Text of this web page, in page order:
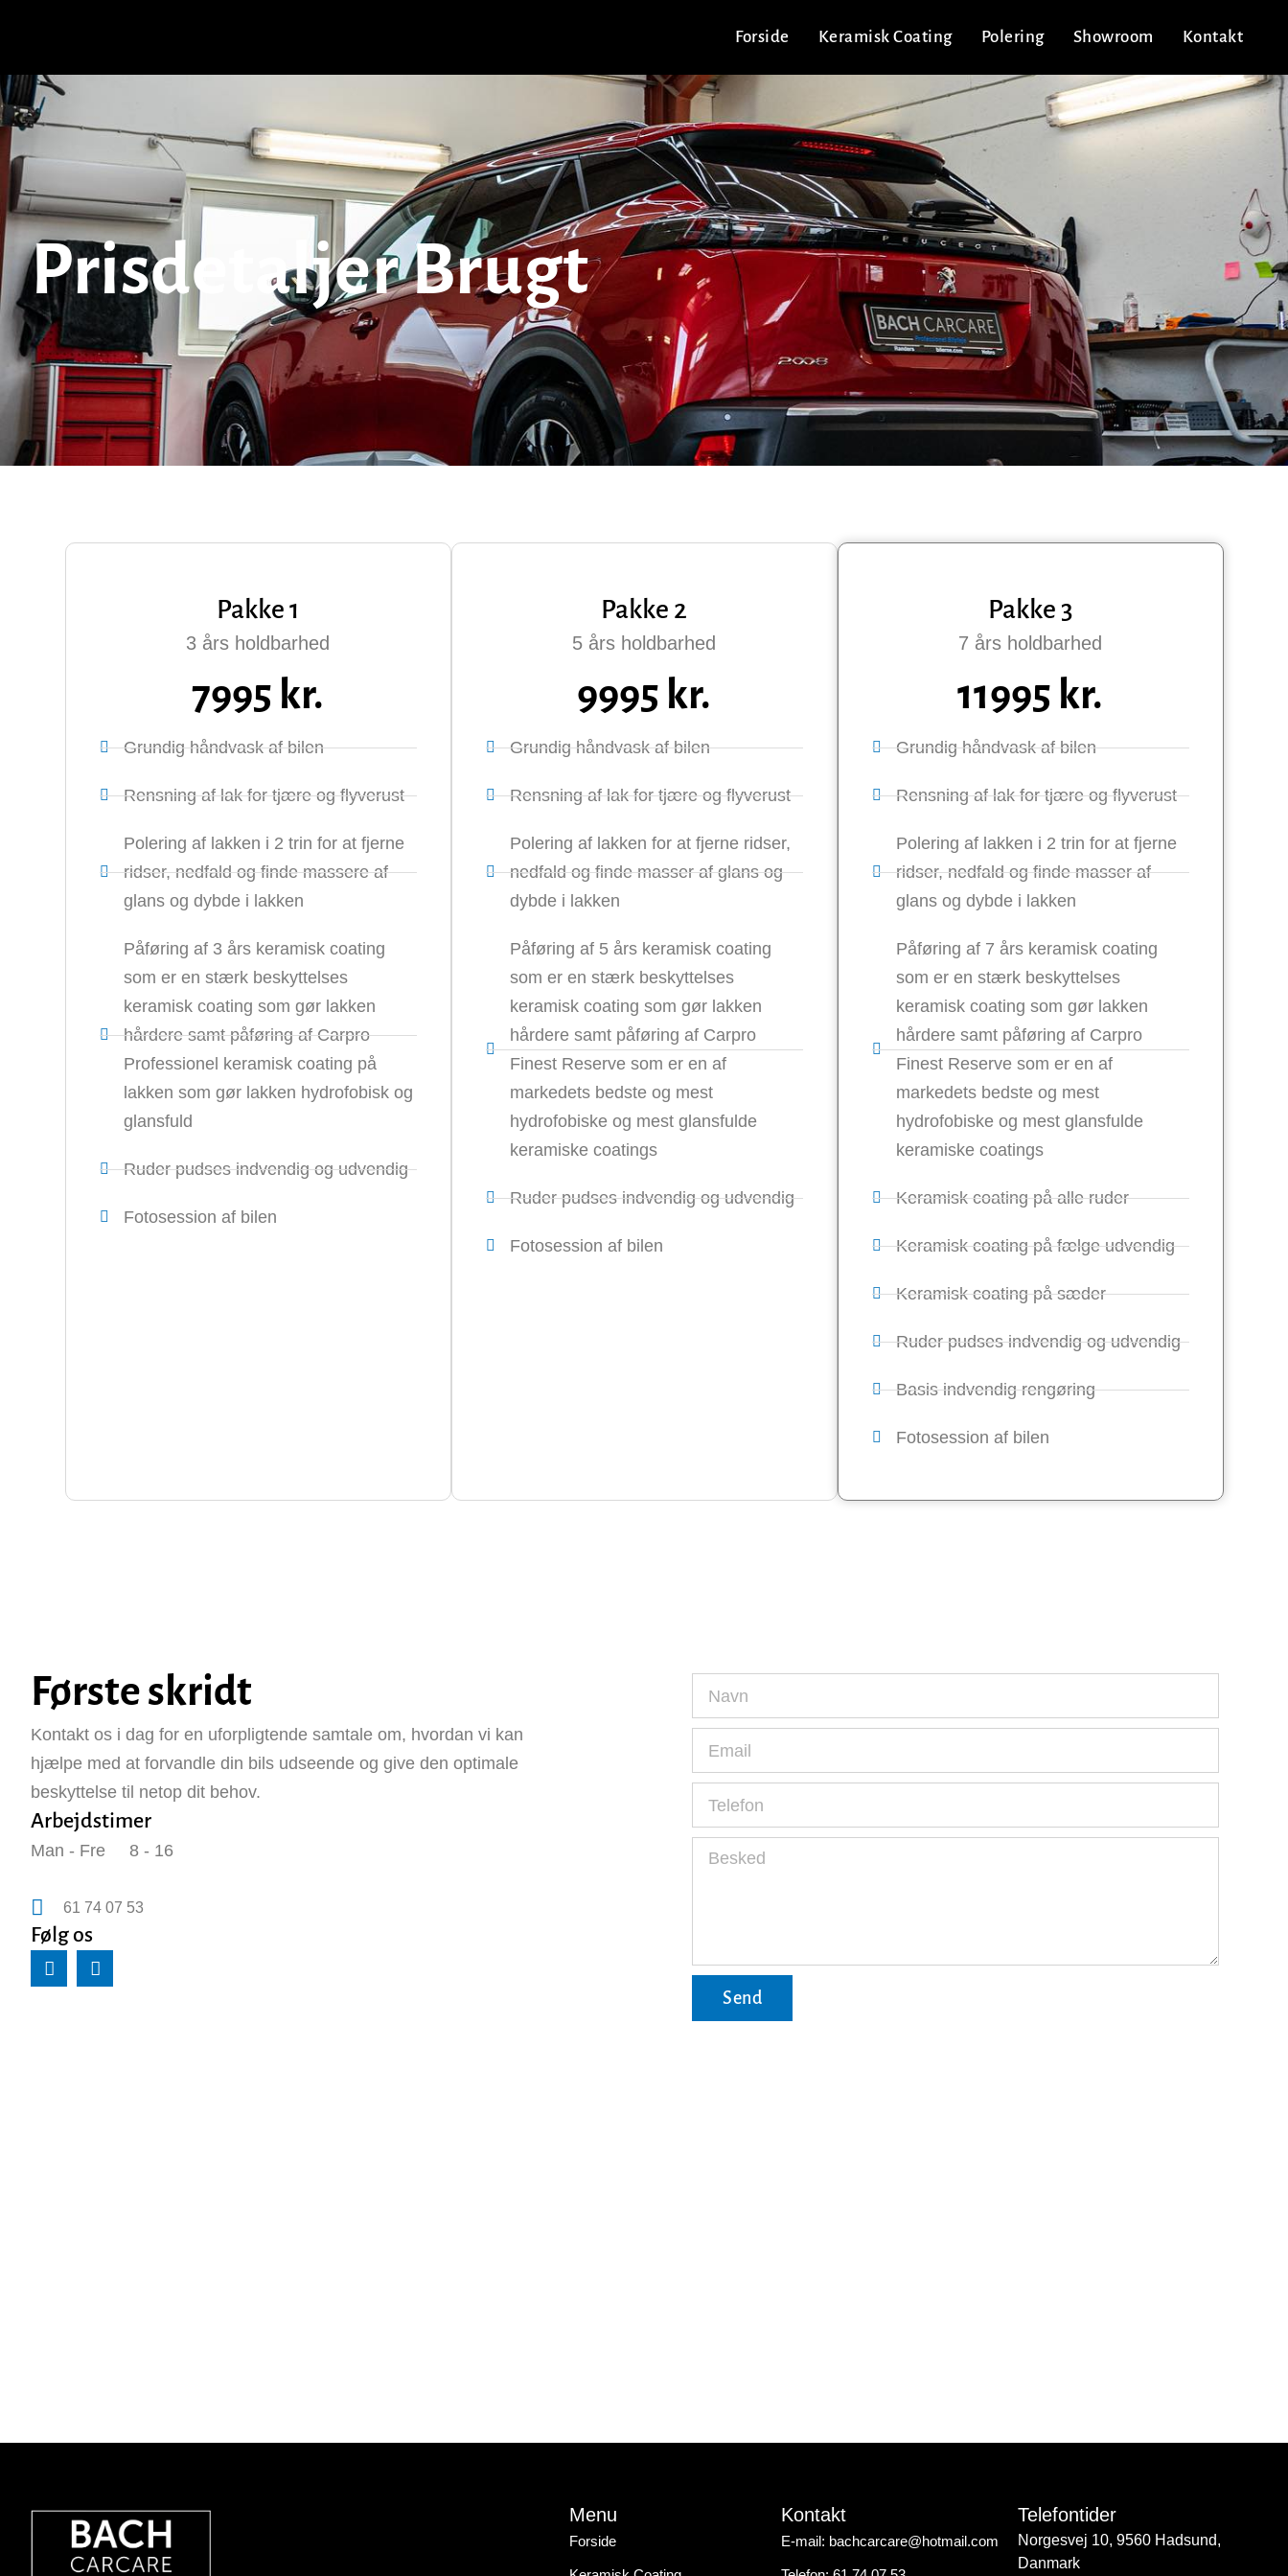
Forside Keramisk Coating Polering Showroom Kontakt
Prisdetaljer Brugt
Pakke 1
3 års holdbarhed
7995 kr.
Grundig håndvask af bilen
Rensning af lak for tjære og flyverust
Polering af lakken i 2 trin for at fjerne
ridser, nedfald og finde massere af
glans og dybde i lakken
Påføring af 3 års keramisk coating
som er en stærk beskyttelses
keramisk coating som gør lakken
hårdere samt påføring af Carpro
Professionel keramisk coating på
lakken som gør lakken hydrofobisk og
glansfuld
Ruder pudses indvendig og udvendig
Fotosession af bilen
Pakke 2
5 års holdbarhed
9995 kr.
Grundig håndvask af bilen
Rensning af lak for tjære og flyverust
Polering af lakken for at fjerne ridser,
nedfald og finde masser af glans og
dybde i lakken
Påføring af 5 års keramisk coating
som er en stærk beskyttelses
keramisk coating som gør lakken
hårdere samt påføring af Carpro
Finest Reserve som er en af
markedets bedste og mest
hydrofobiske og mest glansfulde
keramiske coatings
Ruder pudses indvendig og udvendig
Fotosession af bilen
Pakke 3
7 års holdbarhed
11995 kr.
Grundig håndvask af bilen
Rensning af lak for tjære og flyverust
Polering af lakken i 2 trin for at fjerne
ridser, nedfald og finde masser af
glans og dybde i lakken
Påføring af 7 års keramisk coating
som er en stærk beskyttelses
keramisk coating som gør lakken
hårdere samt påføring af Carpro
Finest Reserve som er en af
markedets bedste og mest
hydrofobiske og mest glansfulde
keramiske coatings
Keramisk coating på alle ruder
Keramisk coating på fælge udvendig
Keramisk coating på sæder
Ruder pudses indvendig og udvendig
Basis indvendig rengøring
Fotosession af bilen
Første skridt
Kontakt os i dag for en uforpligtende samtale om, hvordan vi kan
hjælpe med at forvandle din bils udseende og give den optimale
beskyttelse til netop dit behov.
Arbejdstimer
Man - Fre 8 - 16
61 74 07 53
Følg os
Send
Menu
Forside
Kontakt
E-mail: bachcarcare@hotmail.com
Telefontider
Norgesvej 10, 9560 Hadsund,
Danmark